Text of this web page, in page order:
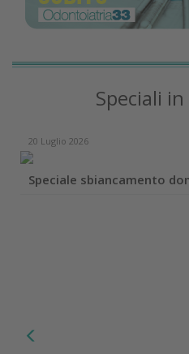
Speciali
20 Luglio 2026
Speciale sbiancamento